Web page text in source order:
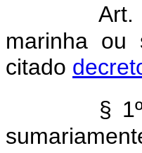
Art.
marinha ou
citado
§